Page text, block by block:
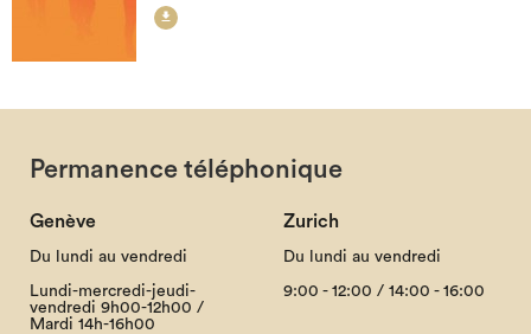

Permanence téléphonique
Genève
Du lundi au vendredi
Lundi-mercredi-jeudi-
vendredi 9h00-12h00 /
Mardi 14h-16h00
Zurich
Du lundi au vendredi
9:00 - 12:00 / 14:00 - 16:00